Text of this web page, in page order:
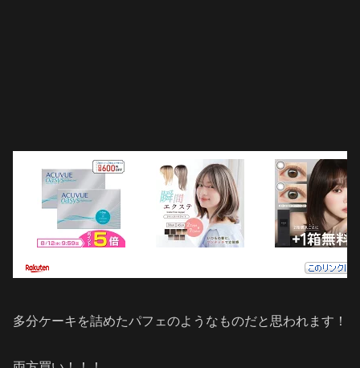
多分ケーキを詰めたパフェのようなものだと思われます！